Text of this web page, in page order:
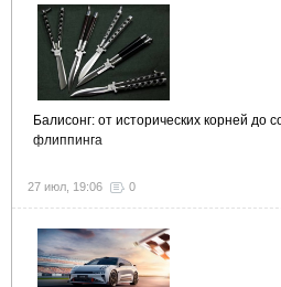
Балисонг: от исторических корней до
флиппинга
27 июл, 19:06 0